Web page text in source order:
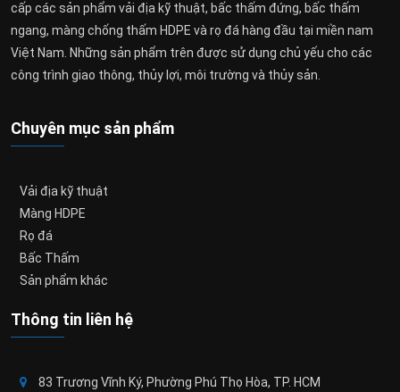
cấp các sản phẩm vải địa kỹ thuật, bấc thấm đứng, bấc thấm
ngang, màng chống thấm HDPE và rọ đá hàng đầu tại miền nam
Việt Nam. Những sản phẩm trên được sử dụng chủ yếu cho các
công trình giao thông, thủy lợi, môi trường và thủy sản.
Chuyên mục sản phẩm
Vải địa kỹ thuật
Màng HDPE
Rọ đá
Bấc Thấm
Sản phẩm khác
Thông tin liên hệ
83 Trương Vĩnh Ký, Phường Phú Thọ Hòa, TP. HCM